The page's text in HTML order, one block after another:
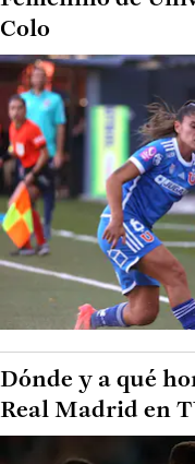
Colo
Dónde y a qué
Real Madrid en